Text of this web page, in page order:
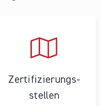
Zertifizierungs­
stellen